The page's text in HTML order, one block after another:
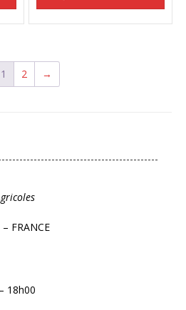
30,00€.15,00€.
1 2 →
FRANCE
18h00